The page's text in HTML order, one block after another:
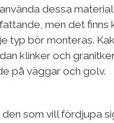
dessa
men det finns
typ bör monteras.
klinker och
på väggar och golv.
den som vill fördjupa